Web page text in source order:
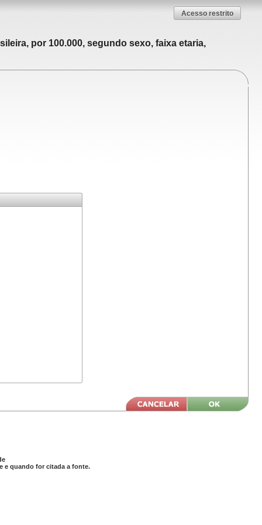
Acesso restrito
por 100.000, segundo sexo, faixa etaria,
e quando for citada a fonte.